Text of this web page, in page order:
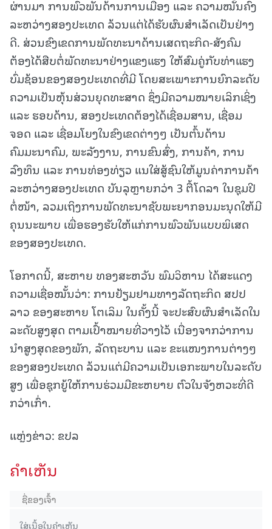
ຜ່ານມາ ການພົວພັນດ້ານການເມືອງ ແລະ ຄວາມໝັ້ນຄົງ
ລະຫວ່າງສອງປະເທດ ລ້ວນແຕ່ໄດ້ຮັບຜົນສໍາເລັດເປັນຢ່າງ
ດີ. ສ່ວນຂົງເຂດການພັດທະນາດ້ານເສດຖະກິດ-ສັງຄົມ
ຕ້ອງໄດ້ສືບຕໍ່ພັດທະນາຢ່າງແຂງແຮງ ໃຫ້ສົມຄູ່ກັບທ່າແຮງ
ບົ່ມຊ້ອນຂອງສອງປະເທດທີ່ມີ ໂດຍສະເພາະການຍົກລະດັບ
ຄວາມເປັນຫຸ້ນສ່ວນຍຸດທະສາດ ຊຶ່ງມີຄວາມໝາຍເລິກເຊິ່ງ
ແລະ ຮອບດ້ານ, ສອງປະເທດຕ້ອງໄດ້ເຊື່ອມສານ, ເຊື່ອມ
ຈອດ ແລະ ເຊື່ອມໂຍງໃນຂົງເຂດຕ່າງໆ ເປັນຕົ້ນດ້ານ
ຄົມມະນາຄົມ, ພະລັງງານ, ການຂົນສົ່ງ, ການຄ້າ, ການ
ລົງທຶນ ແລະ ການທ່ອງທ່ຽວ ແນໃສ່ສູ້ຊົນໃຫ້ມູນຄ່າການຄ້າ
ລະຫວ່າງສອງປະເທດ ບັນລຸຫຼາຍກວ່າ 3 ຕື້ໂດລາ ໃນຊຸມປີ
ຕໍ່ໜ້າ, ລວມເຖິງການພັດທະນາຊັບພະຍາກອນມະນຸດໃຫ້ມີ
ຄຸນນະພາບ ເພື່ອຮອງຮັບໃຫ້ແກ່ການພົວພັນແບບພິເສດ
ຂອງສອງປະເທດ.
ໂອກາດນີ້, ສະຫາຍ ທອງສະຫວັນ ພົມວິຫານ ໄດ້ສະແດງ
ຄວາມເຊື່ອໝັ້ນວ່າ: ການຢ້ຽມຢາມທາງລັດຖະກິດ ສປປ
ລາວ ຂອງສະຫາຍ ໂຕເລິມ ໃນຄັ້ງນີ້ ຈະປະສົບຜົນສໍາເລັດໃນ
ລະດັບສູງສຸດ ຕາມເປົ້າໝາຍທີ່ວາງໄວ້ ເນື່ອງຈາກວ່າການ
ນໍາສູງສຸດຂອງພັກ, ລັດຖະບານ ແລະ ຂະແໜງການຕ່າງໆ
ຂອງສອງປະເທດ ລ້ວນແຕ່ມີຄວາມເປັນເອກະພາບໃນລະດັບ
ສູງ ເພື່ອຊຸກຍູ້ໃຫ້ການຮ່ວມມືຂະຫຍາຍ ຕົວໃນຈັງຫວະທີ່ດີ
ກວ່າເກົ່າ.
ແຫຼ່ງຂ່າວ: ຂປລ
ຄໍາເຫັນ